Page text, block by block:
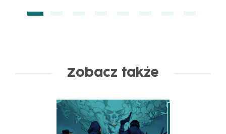
Zobacz także